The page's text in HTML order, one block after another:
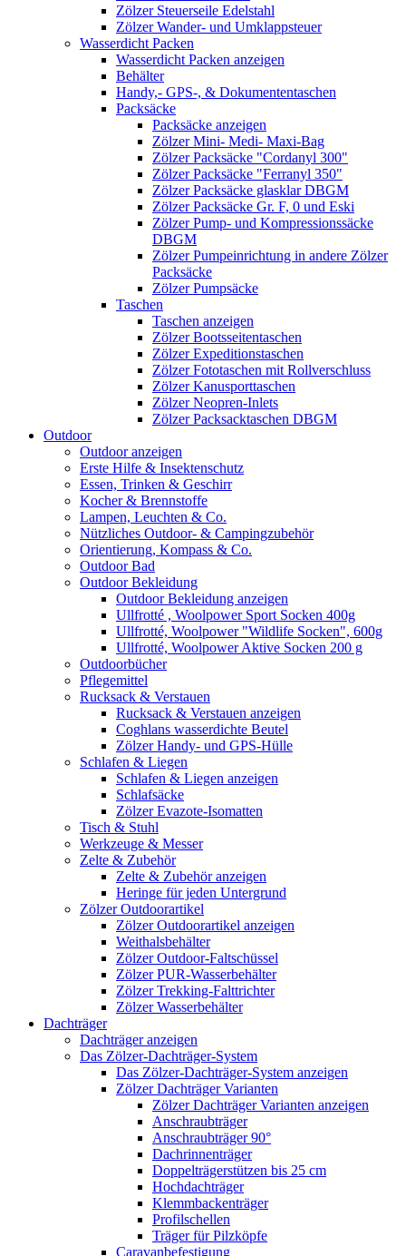
Zölzer Steuerseile Edelstahl
Zölzer Wander- und Umklappsteuer
Wasserdicht Packen
Wasserdicht Packen anzeigen
Behälter
Handy,- GPS-, & Dokumententaschen
Packsäcke
Packsäcke anzeigen
Zölzer Mini- Medi- Maxi-Bag
Zölzer Packsäcke "Cordanyl 300"
Zölzer Packsäcke "Ferranyl 350"
Zölzer Packsäcke glasklar DBGM
Zölzer Packsäcke Gr. F, 0 und Eski
Zölzer Pump- und Kompressionssäcke
DBGM
Zölzer Pumpeinrichtung in andere Zölzer
Packsäcke
Zölzer Pumpsäcke
Taschen
Taschen anzeigen
Zölzer Bootsseitentaschen
Zölzer Expeditionstaschen
Zölzer Fototaschen mit Rollverschluss
Zölzer Kanusporttaschen
Zölzer Neopren-Inlets
Zölzer Packsacktaschen DBGM
Outdoor
Outdoor anzeigen
Erste Hilfe & Insektenschutz
Essen, Trinken & Geschirr
Kocher & Brennstoffe
Lampen, Leuchten & Co.
Nützliches Outdoor- & Campingzubehör
Orientierung, Kompass & Co.
Outdoor Bad
Outdoor Bekleidung
Outdoor Bekleidung anzeigen
Ullfrotté , Woolpower Sport Socken 400g
Ullfrotté, Woolpower "Wildlife Socken", 600g
Ullfrotté, Woolpower Aktive Socken 200 g
Outdoorbücher
Pflegemittel
Rucksack & Verstauen
Rucksack & Verstauen anzeigen
Coghlans wasserdichte Beutel
Zölzer Handy- und GPS-Hülle
Schlafen & Liegen
Schlafen & Liegen anzeigen
Schlafsäcke
Zölzer Evazote-Isomatten
Tisch & Stuhl
Werkzeuge & Messer
Zelte & Zubehör
Zelte & Zubehör anzeigen
Heringe für jeden Untergrund
Zölzer Outdoorartikel
Zölzer Outdoorartikel anzeigen
Weithalsbehälter
Zölzer Outdoor-Faltschüssel
Zölzer PUR-Wasserbehälter
Zölzer Trekking-Falttrichter
Zölzer Wasserbehälter
Dachträger
Dachträger anzeigen
Das Zölzer-Dachträger-System
Das Zölzer-Dachträger-System anzeigen
Zölzer Dachträger Varianten
Zölzer Dachträger Varianten anzeigen
Anschraubträger
Anschraubträger 90°
Dachrinnenträger
Doppelträgerstützen bis 25 cm
Hochdachträger
Klemmbackenträger
Profilschellen
Träger für Pilzköpfe
Caravanbefestigung